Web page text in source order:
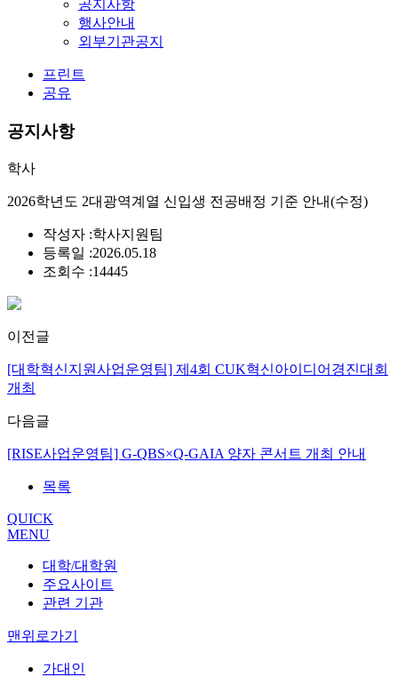
공지사항
행사안내
외부기관공지
프린트
공유
공지사항
학사
2026학년도 2대광역계열 신입생 전공배정 기준 안내(수정)
작성자 :학사지원팀
등록일 :2026.05.18
조회수 :14445
이전글
[대학혁신지원사업운영팀] 제4회 CUK혁신아이디어경진대회
개최
다음글
[RISE사업운영팀] G-QBS×Q-GAIA 양자 콘서트 개최 안내
목록
QUICK
MENU
대학/대학원
주요사이트
관련 기관
맨위로가기
가대인